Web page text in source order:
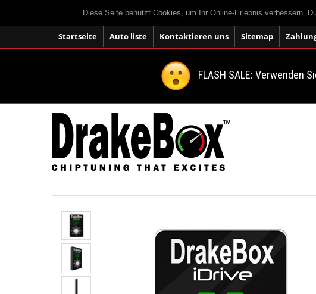
Diese Seite benutzt Cookies, um Ihr Online-Erlebnis verbessern.
Startseite Auto liste Kontaktieren uns Sitemap
FLASH SALE: Verwenden